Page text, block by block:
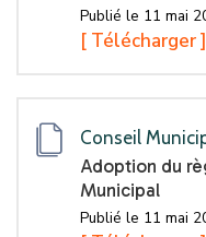
Publié le 11 mai
[ Télécharger ]
Conseil
Adoption du
Municipal
Publié le 11 mai